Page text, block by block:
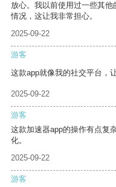
放心。我以前使用过一些其
情况，这让我非常担心。
2025-09-22
游客
这款app就像我的社交平台，
2025-09-22
游客
这款加速器app的操作有点复
化。
2025-09-22
游客